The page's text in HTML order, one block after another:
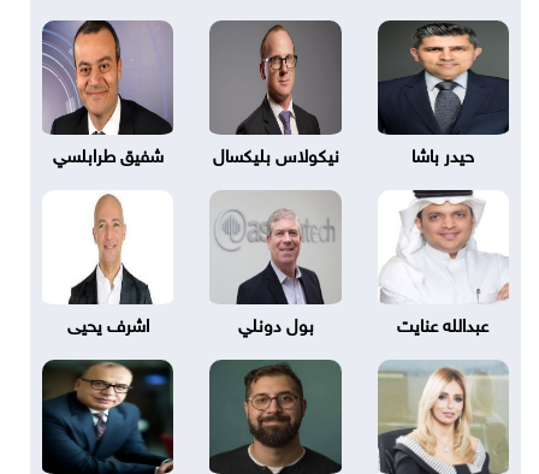
حيدر باشا نيكولاس بليكسال شفيق طرابلسي
عبدالله عنايت بول دونلي اشرف يحيى